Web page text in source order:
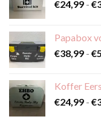
€24,99 - €
Papabox
€38,99 - €
Koffer
€24,99 - €